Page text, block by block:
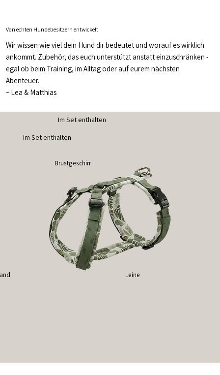
Von echten Hundebesitzern entwickelt
Wir wissen wie viel dein Hund dir bedeutet und worauf es wirklich
ankommt. Zubehör, das euch unterstützt anstatt einzuschränken -
egal ob beim Training, im Alltag oder auf eurem nächsten
Abenteuer.
~Lea & Matthias
Brustgeschirr
Im Set enthalten
Im Set enthalten
Leine